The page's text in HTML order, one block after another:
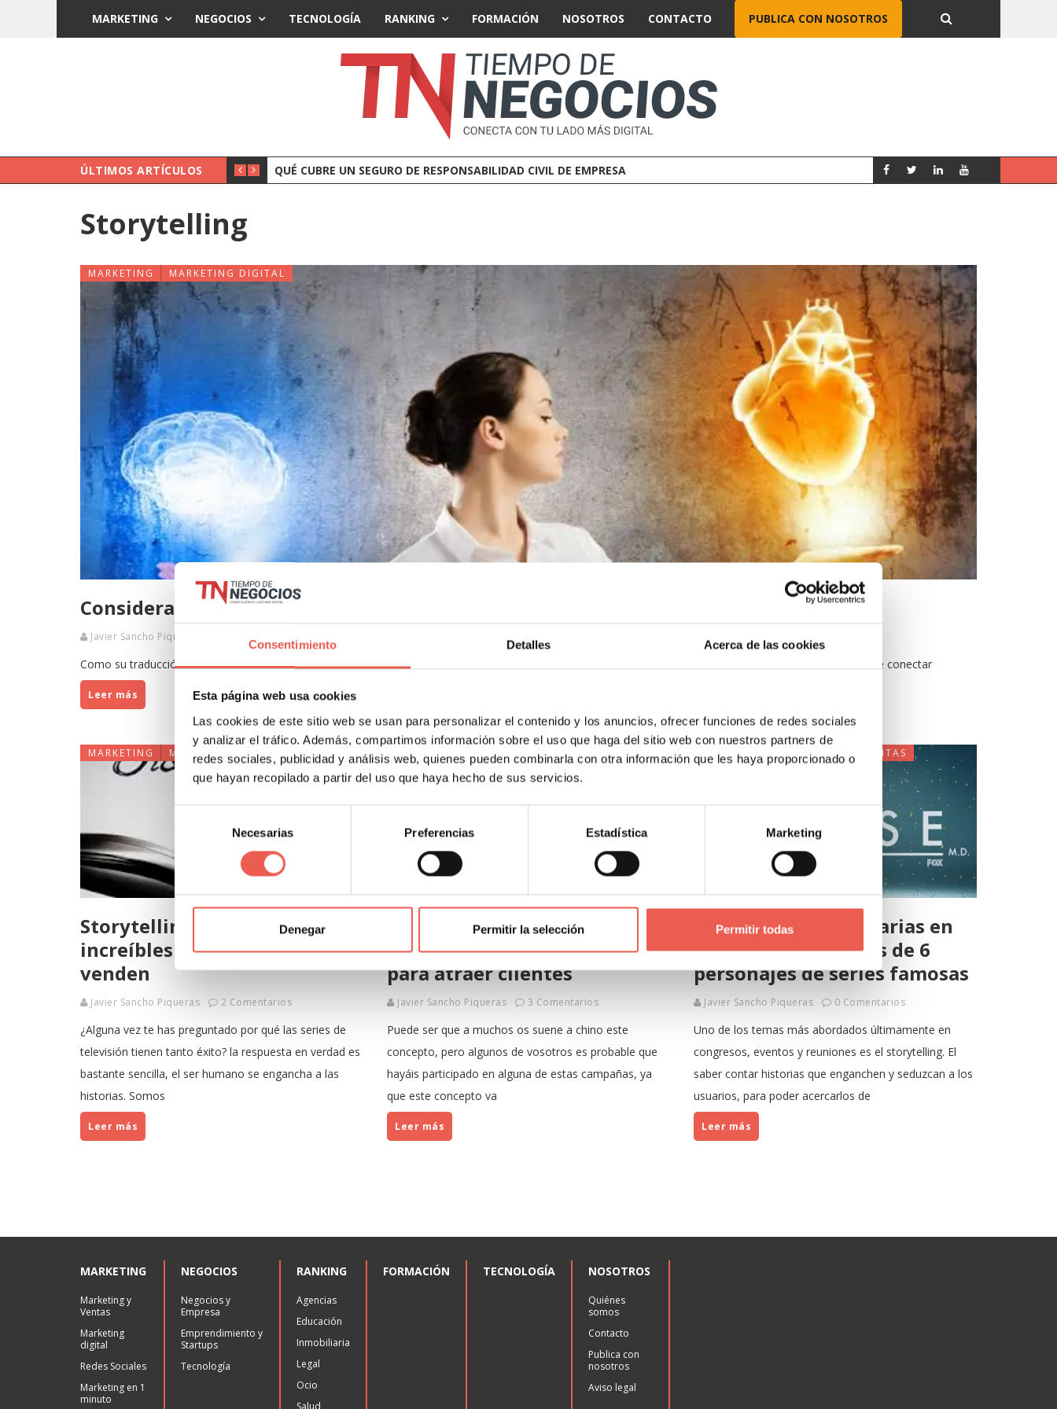
Consentimiento Detalles Acerca de las cookies
Esta página web usa cookies
Las cookies de este sitio web se usan para personalizar el contenido y los anuncios, ofrecer funciones de redes sociales
y analizar el tráfico. Además, compartimos información sobre el uso que haga del sitio web con nuestros partners de
redes sociales, publicidad y análisis web, quienes pueden combinarla con otra información que les haya proporcionado o
que hayan recopilado a partir del uso que haya hecho de sus servicios.
consentimiento
Necesarias Preferencias Estadística Marketing
Denegar Permitir la selección Permitir todas
MARKETING NEGOCIOS TECNOLOGÍA RANKING FORMACIÓN NOSOTROS CONTACTO PUBLICA CON NOSOTROS
ÚLTIMOS ARTÍCULOS QUÉ HACE UN NOTARIO EN UNA OPERACIÓN DE EMPRESA CORREDURÍA O AGENTE DE
Storytelling
MARKETING MARKETING DIGITAL
Consideraciones básicas del Storytelling y ejemplos emocionantes
Javier Sancho Piqueras
Como su traducción literal lo indica, el storytelling se trata de narrar una historia para captar la atención del espectador, a través de un relato que es capaz de conectar
Leer más
MARKETING MARKETING DIGITAL
Storytelling: 3 Ejemplos
increíbles de historias que
venden
Javier Sancho Piqueras 2 Comentarios
¿Alguna vez te has preguntado por qué las series de
televisión tienen tanto éxito? la respuesta en verdad es
bastante sencilla, el ser humano se engancha a las
historias. Somos
Leer más
MARKETING MARKETING DIGITAL
¿Qué es la narrativa
transmedia? Cómo usarla
para atraer clientes
Javier Sancho Piqueras 3 Comentarios
Puede ser que a muchos os suene a chino este
concepto, pero algunos de vosotros es probable que
hayáis participado en alguna de estas campañas, ya
que este concepto va
Leer más
MARKETING MARKETING Y VENTAS
6 Habilidades necesarias en
marketing extraídas de 6
personajes de series famosas
Javier Sancho Piqueras 0 Comentarios
Uno de los temas más abordados últimamente en
congresos, eventos y reuniones es el storytelling. El
saber contar historias que enganchen y seduzcan a los
usuarios, para poder acercarlos de
Leer más
MARKETING
Marketing y
Ventas
Marketing
digital
Redes Sociales
Marketing en 1
minuto
NEGOCIOS
Negocios y
Empresa
Emprendimiento y
Startups
Tecnología
RANKING
Agencias
Educación
Inmobiliaria
Legal
Ocio
Salud
FORMACIÓN TECNOLOGÍA NOSOTROS
Quiénes
somos
Contacto
Publica con
nosotros
Aviso legal